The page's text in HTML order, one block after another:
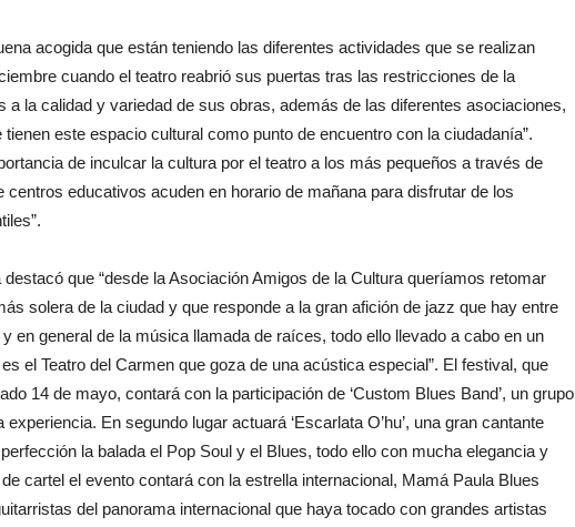
acogida que están teniendo las diferentes actividades que se realizan
cuando el teatro reabrió sus puertas tras las restricciones de la
a la calidad y variedad de sus obras, además de las diferentes asociaciones,
este espacio cultural como punto de encuentro con la ciudadanía”.
de inculcar la cultura por el teatro a los más pequeños a través de
educativos acuden en horario de mañana para disfrutar de los
que “desde la Asociación Amigos de la Cultura queríamos retomar
solera de la ciudad y que responde a la gran afición de jazz que hay entre
en general de la música llamada de raíces, todo ello llevado a cabo en un
el Teatro del Carmen que goza de una acústica especial”. El festival, que
14 de mayo, contará con la participación de ‘Custom Blues Band’, un grupo
En segundo lugar actuará ‘Escarlata O’hu’, una gran cantante
la balada el Pop Soul y el Blues, todo ello con mucha elegancia y
cartel el evento contará con la estrella internacional, Mamá Paula Blues
del panorama internacional que haya tocado con grandes artistas